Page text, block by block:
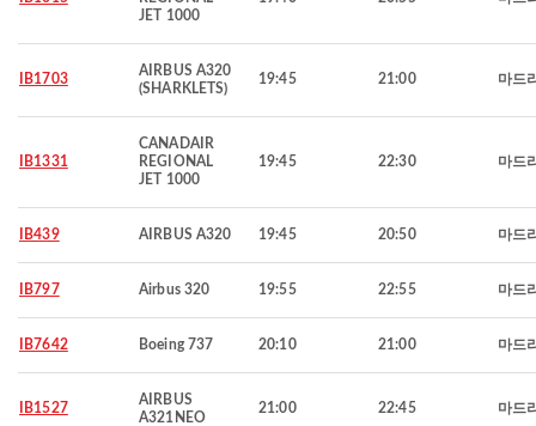
JET 1000
IB1703
AIRBUS A320
(SHARKLETS)
19:45 21:00 마드
IB1331
CANADAIR
REGIONAL
JET 1000
19:45 22:30 마드
IB439 AIRBUS A320 19:45 20:50 마드
IB797 Airbus 320 19:55 22:55 마드
IB7642 Boeing 737 20:10 21:00 마드
IB1527
AIRBUS
A321NEO
21:00 22:45 마드